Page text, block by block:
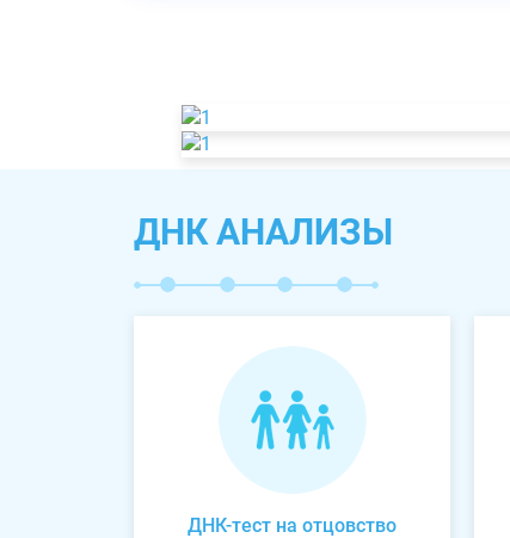
ДНК АНАЛИЗЫ
ДНК-тест на отцовство